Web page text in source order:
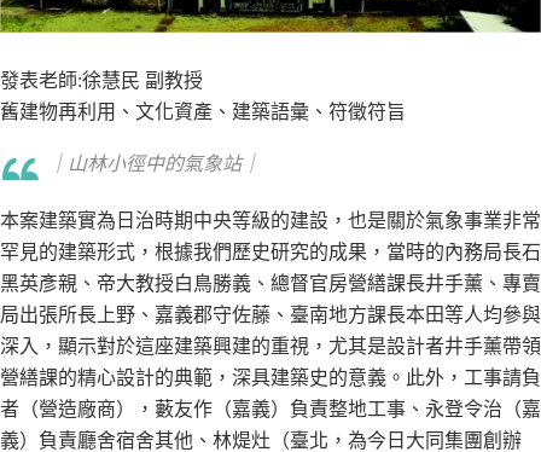
發表老師:徐慧民 副教授
舊建物再利用、文化資產、建築語彙、符徵符旨
｜山林小徑中的氣象站｜
本案建築實為日治時期中央等級的建設，也是關於氣象事業非常
罕見的建築形式，根據我們歷史研究的成果，當時的內務局長石
黑英彥親、帝大教授白鳥勝義、總督官房營繕課長井手薰、專賣
局出張所長上野、嘉義郡守佐藤、臺南地方課長本田等人均參與
深入，顯示對於這座建築興建的重視，尤其是設計者井手薰帶領
營繕課的精心設計的典範，深具建築史的意義。此外，工事請負
者（營造廠商），藪友作（嘉義）負責整地工事、永登令治（嘉
義）負責廳舍宿舍其他、林煶灶（臺北，為今日大同集團創辦